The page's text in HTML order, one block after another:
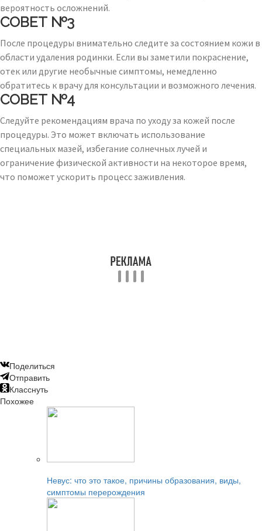
вероятность осложнений.
СОВЕТ №3
После процедуры внимательно следите за состоянием кожи в
области удаления родинки. Если вы заметили покраснение,
отек или другие необычные симптомы, немедленно
обратитесь к врачу для консультации и возможного лечения.
СОВЕТ №4
Следуйте рекомендациям врача по уходу за кожей после
процедуры. Это может включать использование
специальных мазей, избегание солнечных лучей и
ограничение физической активности на некоторое время,
что поможет ускорить процесс заживления.
Поделиться
Отправить
Класснуть
Похожее
Невус: что это такое, причины образования, виды,
симптомы перерождения